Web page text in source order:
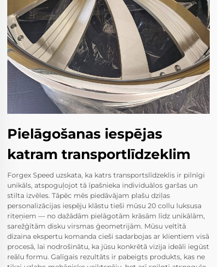
Pielāgošanas iespējas
katram transportlīdzeklim
Forgex Speed uzskata, ka katrs transportslīdzeklis ir pilnīgi
unikāls, atspoguļojot tā īpašnieka individuālos garšas un
stilta izvēles. Tāpēc mēs piedāvājam plašu dziļas
personalizācijas iespēju klāstu tieši mūsu 20 collu luksusa
riteņiem — no dažādām pielāgotām krāsām līdz unikālām,
sarežģītām disku virsmas ģeometrijām. Mūsu veltītā
dizaina ekspertu komanda cieši sadarbojas ar klientiem visā
procesā, lai nodrošinātu, ka jūsu konkrētā vizija ideāli iegūst
reālu formu. Galīgais rezultāts ir pabeigts produkts, kas ne